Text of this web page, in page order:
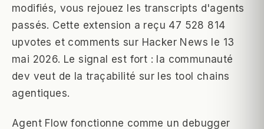
modifiés, vous rejouez les transcripts d'agents
passés. Cette extension a reçu 47 528 814
upvotes et comments sur Hacker News le 13
mai 2026. Le signal est fort : la communauté
dev veut de la traçabilité sur les tool chains
agentiques.
Agent Flow fonctionne comme un debugger